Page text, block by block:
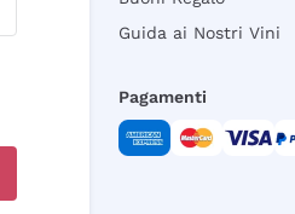
Guida ai Nostri Vini
Pagamenti